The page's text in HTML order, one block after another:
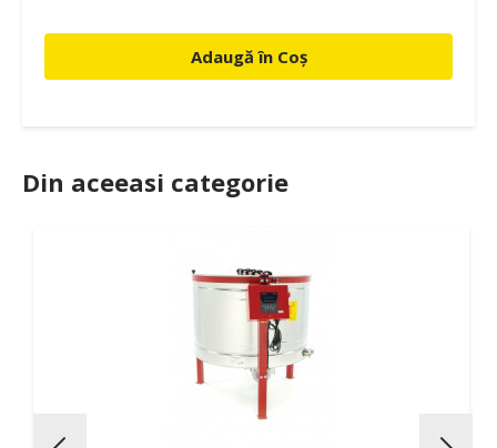
Adaugă în Coș
Din aceeasi categorie